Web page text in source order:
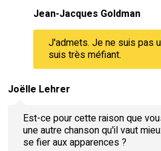
Jean-Jacques Goldman
J'admets. Je ne suis pas
suis très méfiant.
Joëlle Lehrer
Est-ce pour cette raison que
une autre chanson qu'il vaut
se fier aux apparences ?